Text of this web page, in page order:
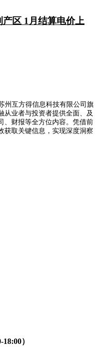
区 1月结算电价上
州互方得信息科技有限公司旗
从业者与投资者提供全面、及
、财报等全方位内容。凭借前
获取关键信息，实现深度洞察
）